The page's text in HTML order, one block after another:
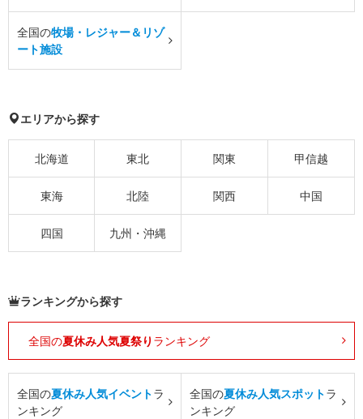
全国の牧場・レジャー＆リゾ
ート施設
エリアから探す
北海道 東北 関東 甲信越
東海 北陸 関西 中国
四国 九州・沖縄
ランキングから探す
全国の夏休み人気夏祭り ランキング
全国の夏休み人気イベントラ
ンキング
全国の夏休み人気スポットラ
ンキング